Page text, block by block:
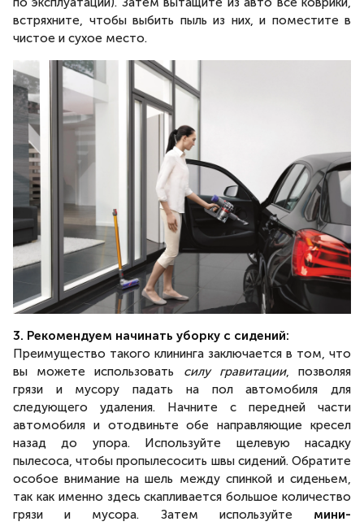
встряхните, чтобы выбить пыль из них, и поместите в
чистое и сухое место.
3. Рекомендуем начинать уборку с сидений:
Преимущество такого клининга заключается в том, что
вы можете использовать силу гравитации, позволяя
грязи и мусору падать на пол автомобиля для
следующего удаления. Начните с передней части
автомобиля и отодвиньте обе направляющие кресел
назад до упора. Используйте щелевую насадку
пылесоса, чтобы пропылесосить швы сидений. Обратите
особое внимание на шель между спинкой и сиденьем,
так как именно здесь скапливается большое количество
грязи и мусора. Затем используйте мини-